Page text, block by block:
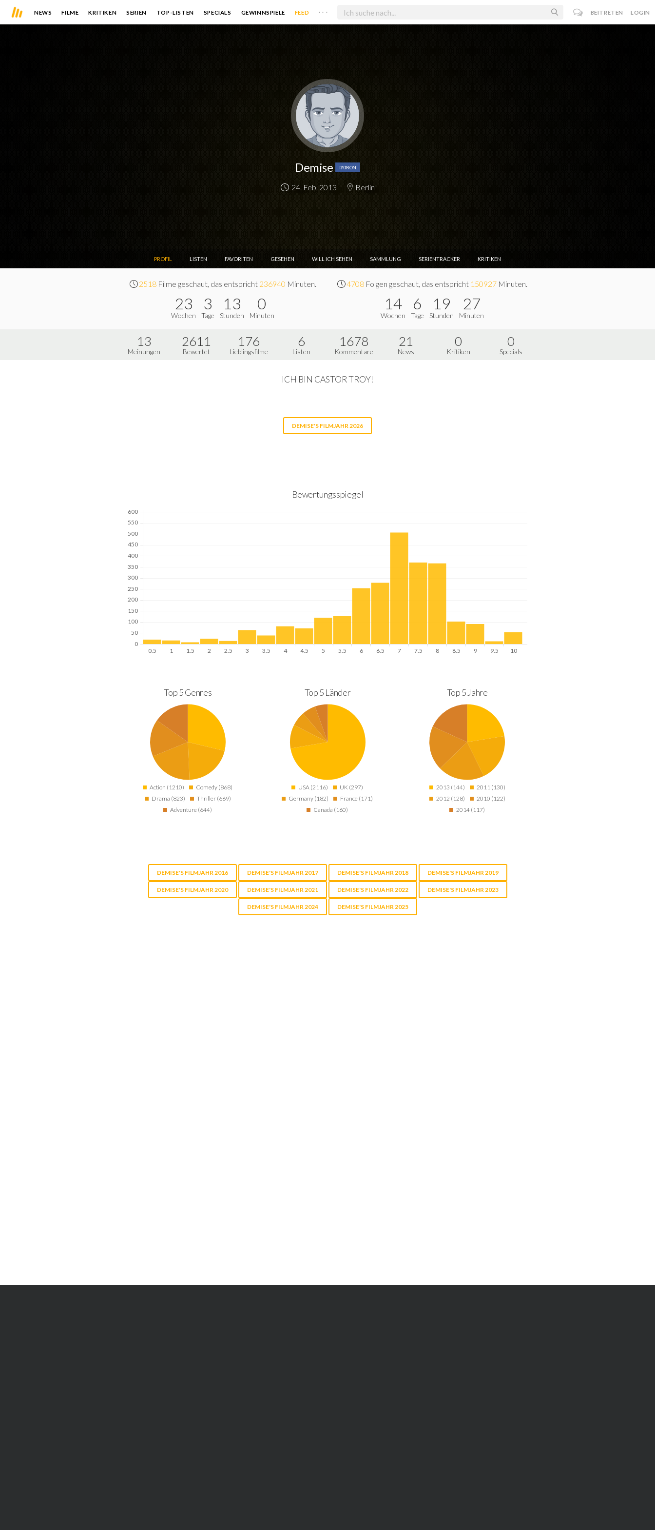
NEWS FILME KRITIKEN SERIEN TOP-LISTEN SPECIALS GEWINNSPIELE FEED . . . BEITRETEN LOGIN
Demise PATRON
24. Feb. 2013 Berlin
PROFIL LISTEN FAVORITEN GESEHEN WILL ICH SEHEN SAMMLUNG SERIENTRACKER KRITIKEN
2518Filme geschaut, das entspricht 236940 Minuten.
23
Wochen
3
Tage
13
Stunden
0
Minuten
4708 Folgen geschaut, das entspricht 150927 Minuten.
14
Wochen
6
Tage
19
Stunden
27
Minuten
13
Meinungen
2611
Bewertet
176
Lieblingsfilme
6
Listen
1678
Kommentare
21
News
0
Kritiken
0
Specials
ICH BIN CASTOR TROY!
DEMISE'S FILMJAHR 2026
Bewertungsspiegel
Top 5 Genres
Action (1210)
Comedy (868)
Drama (823)
Thriller (669)
Adventure (644)
Top 5 Länder
USA (2116)
UK (297)
Germany (182)
France (171)
Canada (160)
Top 5 Jahre
2013 (144)
2011 (130)
2012 (128)
2010 (122)
2014 (117)
DEMISE'S FILMJAHR 2016 DEMISE'S FILMJAHR 2017 DEMISE'S FILMJAHR 2018 DEMISE'S FILMJAHR 2019
DEMISE'S FILMJAHR 2020 DEMISE'S FILMJAHR 2021 DEMISE'S FILMJAHR 2022 DEMISE'S FILMJAHR 2023
DEMISE'S FILMJAHR 2024 DEMISE'S FILMJAHR 2025